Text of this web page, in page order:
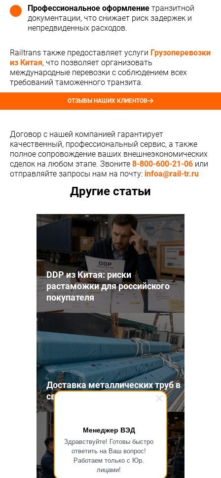
Менеджер ВЭД
Здравствуйте! Готовы быстро
ответить на Ваш вопрос!
Работаем только с Юр.
лицами!
Профессиональное оформление транзитной
документации, что снижает риск задержек и
непредвиденных расходов.
Railtrans также предоставляет услуги Грузоперевозки
из Китая, что позволяет организовать
международные перевозки с соблюдением всех
требований таможенного транзита.
ОТЗЫВЫ НАШИХ КЛИЕНТОВ
Договор с нашей компанией гарантирует
качественный, профессиональный сервис, а также
полное сопровождение ваших внешнеэкономических
сделок на любом этапе. Звоните 8-800-600-21-06 или
отправляйте запросы нам на почту: infoa@rail-tr.ru
Другие статьи
DDP из Китая: риски
растаможки для российского
покупателя
Доставка металлических труб в
связках из Китая